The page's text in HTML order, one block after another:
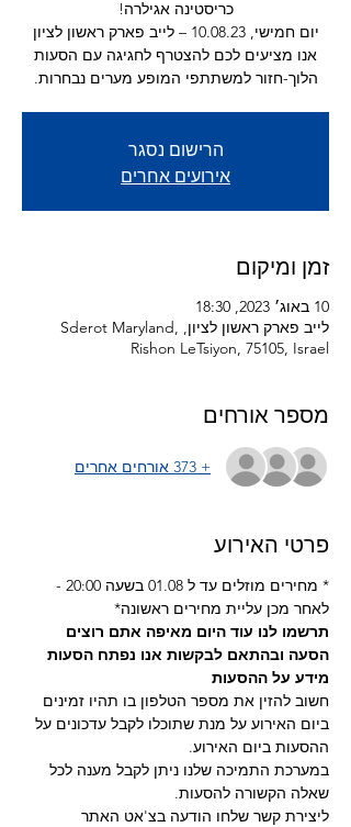
אנו מציעים לכם להצטרף לחגיגה עם הסעות
הלוך-חזור למשתתפי המופע מערים נבחרות.
הרישום נסגר
אירועים אחרים
זמן ומיקום
10 באוג׳ 2023, 18:30
לייב פארק ראשון לציון, Sderot Maryland,
Rishon LeTsiyon, 75105, Israel
מספר אורחים
+ 373 אורחים אחרים
פרטי האירוע
* מחירים מוזלים עד ל 01.08 בשעה 20:00 -
לאחר מכן עליית מחירים ראשונה*
תרשמו לנו עוד היום מאיפה אתם רוצים
הסעה ובהתאם לבקשות אנו נפתח הסעות
מידע על ההסעות
חשוב להזין את מספר הטלפון בו תהיו זמינים
ביום האירוע על מנת שתוכלו לקבל עדכונים על
ההסעות ביום האירוע.
במערכת התמיכה שלנו ניתן לקבל מענה לכל
שאלה הקשורה להסעות.
ליצירת קשר שלחו הודעה בצ'אט האתר